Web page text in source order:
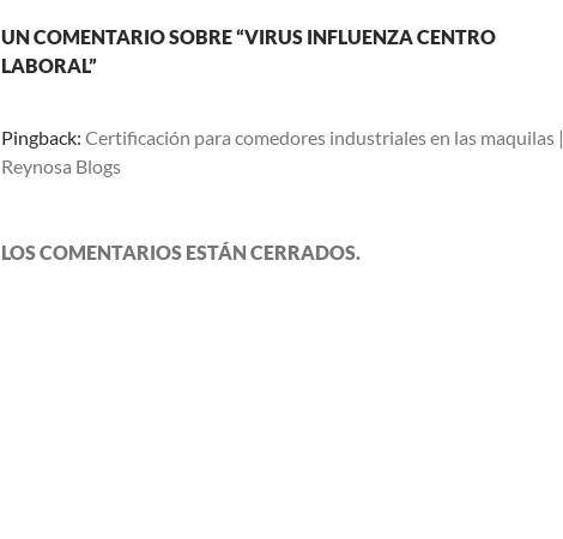
UN COMENTARIO SOBRE “VIRUS INFLUENZA CENTRO
LABORAL”
Pingback: Certificación para comedores industriales en las maquilas |
Reynosa Blogs
LOS COMENTARIOS ESTÁN CERRADOS.